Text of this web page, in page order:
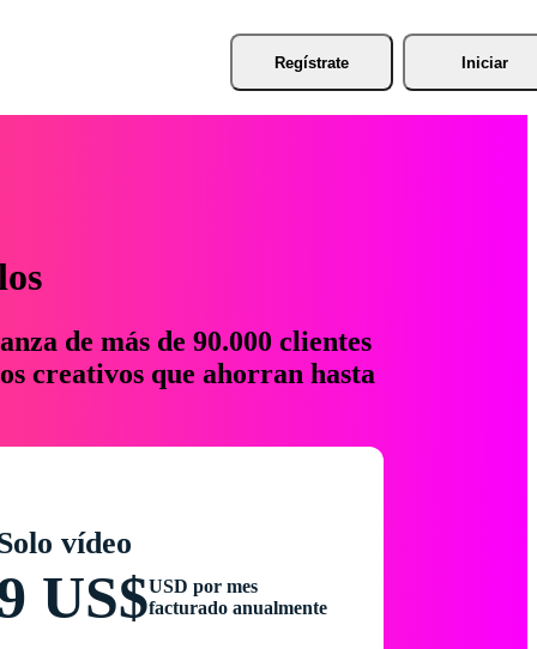
Regístrate Iniciar
de más de 90.000 clientes
creativos que ahorran hasta
vídeo
US$USD por mes
facturado anualmente